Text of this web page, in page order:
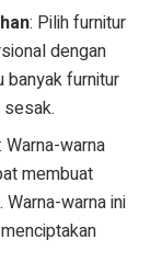
: Pilih furnitur
dengan
banyak furnitur
: Warna-warna
membuat
warna ini